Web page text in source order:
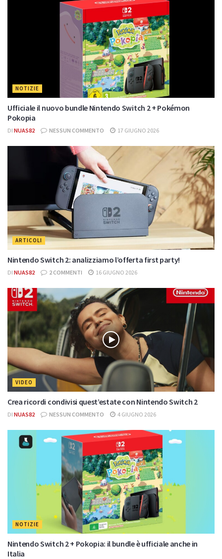
NOTIZIE
Ufficiale il nuovo bundle Nintendo Switch 2 + Pokémon
Pokopia
DI NUAS82 NESSUN COMMENTO 17 GIUGNO 2026
ARTICOLI
Nintendo Switch 2: analizziamo l’offerta first party!
DI NUAS82 2 COMMENTI 16 GIUGNO 2026
VIDEO
Crea ricordi condivisi quest’estate con Nintendo Switch 2
DI NUAS82 NESSUN COMMENTO 4 GIUGNO 2026
NOTIZIE
Nintendo Switch 2 + Pokopia: il bundle è ufficiale anche in
Italia